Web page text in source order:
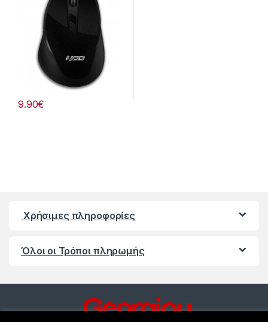
9.90€
Χρήσιμες πληροφορίες
Όλοι οι Τρόποι πληρωμής